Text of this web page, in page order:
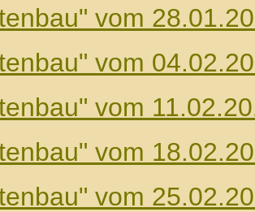
vom
vom
vom
vom
vom